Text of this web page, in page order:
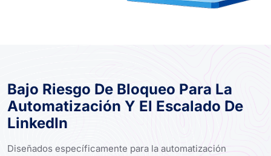
Bajo Riesgo De Bloqueo Para La
Automatización Y El Escalado De
LinkedIn
Diseñados específicamente para la automatización